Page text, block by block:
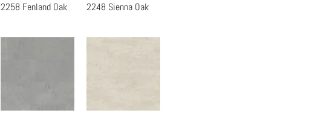
快速瀏覽
2258 Fenland Oak 快速瀏覽
2248 Sienna Oak